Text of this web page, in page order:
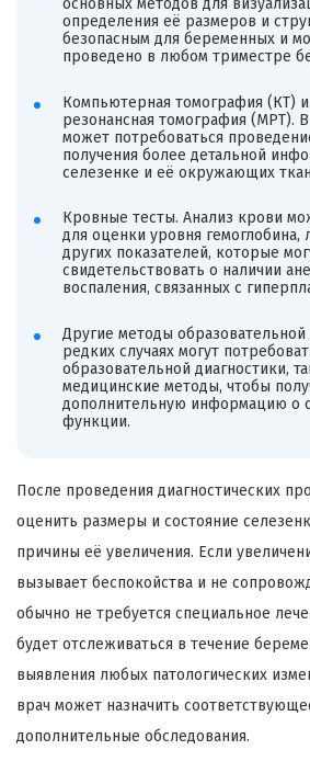
основных методов для
определения её размеров и
безопасным для беременных и
проведено в любом триместре
Компьютерная томография (КТ)
резонансная томография (МРТ).
может потребоваться
получения более детальной
селезенке и её окружающих
Кровные тесты. Анализ крови
для оценки уровня гемоглобина,
других показателей, которые
свидетельствовать о наличии
воспаления, связанных с
Другие методы образовательной
редких случаях могут
образовательной диагностики,
медицинские методы, чтобы
дополнительную информацию о
функции.
После проведения диагностических
оценить размеры и состояние
причины её увеличения. Если
вызывает беспокойства и не
обычно не требуется специальное
будет отслеживаться в течение
выявления любых патологических
врач может назначить
дополнительные обследования.